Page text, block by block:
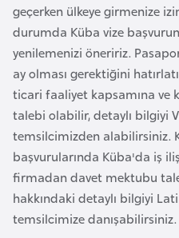
geçerken ülkeye girmenize
durumda Küba vize
yenilemenizi öneririz.
ay olması gerektiğini
ticari faaliyet kapsamına ve
talebi olabilir, detaylı bilgiyi
temsilcimizden alabilirsiniz.
başvurularında Küba'da iş
firmadan davet mektubu
hakkındaki detaylı bilgiyi
temsilcimize danışabilirsiniz.
B
o
s
n
a
H
e
r
s
e